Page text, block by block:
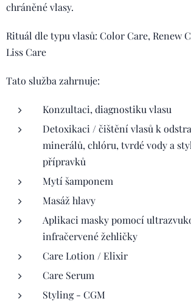
chráněné vlasy.
Rituál dle typu vlasů: Color Care, Renew
Liss Care
Tato služba zahrnuje:
Konzultaci, diagnostiku vlasu
Detoxikaci / čištění vlasů k
minerálů, chlóru, tvrdé vody a
přípravků
Mytí šamponem
Masáž hlavy
Aplikaci masky pomocí
infračervené žehličky
Care Lotion / Elixir
Care Serum
Styling - CGM